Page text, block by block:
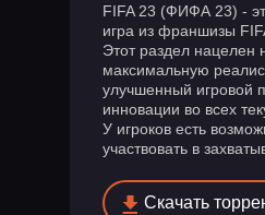
FIFA 23 (ФИФА 23) -
игра из франшизы
Этот раздел нацелен
максимальную
улучшенный игровой
инновации во всех
У игроков есть
участвовать в
Скачать